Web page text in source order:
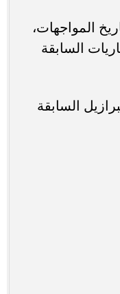
المواجهات،
السابقة
السابقة